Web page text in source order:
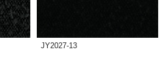
JY2027-13